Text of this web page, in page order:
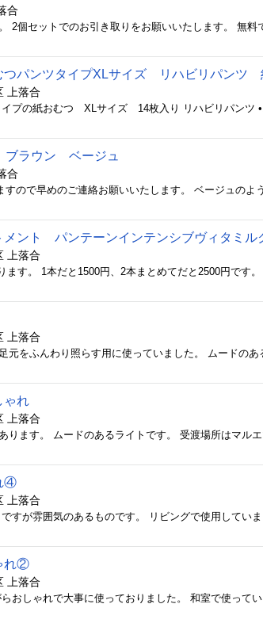
合
パンツタイプXLサイズ リハビリパンツ
上落合
ブラウン ベージュ
合
メント パンテーンインテンシブヴィタミル
上落合
上落合
れ
上落合
ります。 ムードのあるライトです。 受渡場所はマルエ
④
上落合
れ②
上落合